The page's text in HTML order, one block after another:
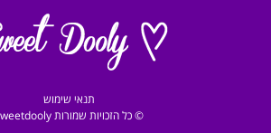
תנאי שימוש
© כל הזכויות שמורות sweetdooly